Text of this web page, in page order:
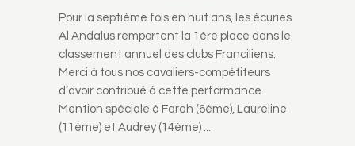
Pour la septième fois en huit ans, les écuries
Al Andalus remportent la 1ère place dans le
classement annuel des clubs Franciliens.
Merci à tous nos cavaliers-compétiteurs
d’avoir contribué à cette performance.
Mention spéciale à Farah (6ème), Laureline
(11ème) et Audrey (14ème)